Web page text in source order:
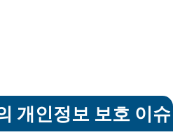
개인정보 보호 이슈